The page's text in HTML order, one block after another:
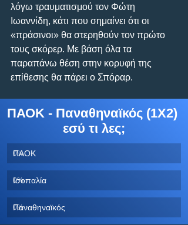
λόγω τραυματισμού τον Φώτη
Ιωαννίδη, κάτι που σημαίνει ότι οι
«πράσινοι» θα στερηθούν τον πρώτο
τους σκόρερ. Με βάση όλα τα
παραπάνω θέση στην κορυφή της
επίθεσης θα πάρει ο Σπόραρ.
ΠΑΟΚ - Παναθηναϊκός (1Χ2)
εσύ τι λες;
0%
ΠΑΟΚ
0%
Ισοπαλία
0%
Παναθηναϊκός